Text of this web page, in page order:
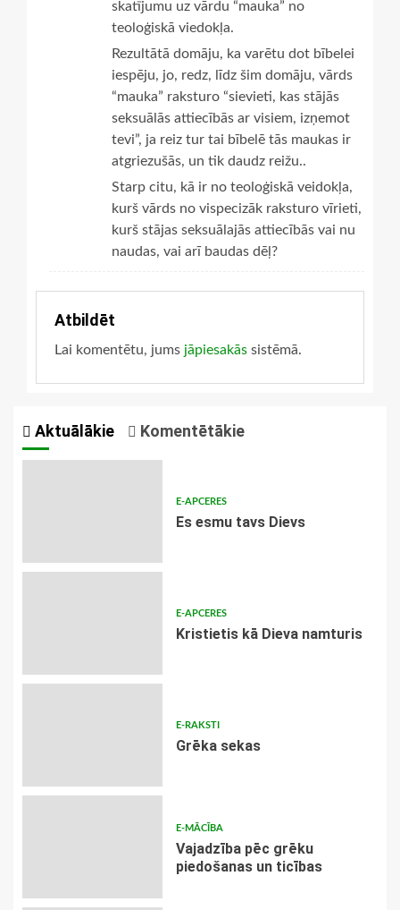
skatījumu uz vārdu “mauka” no
teoloģiskā viedokļa.
Rezultātā domāju, ka varētu dot bībelei
iespēju, jo, redz, līdz šim domāju, vārds
“mauka” raksturo “sievieti, kas stājās
seksuālās attiecībās ar visiem, izņemot
tevi”, ja reiz tur tai bībelē tās maukas ir
atgriezušās, un tik daudz reižu..
Starp citu, kā ir no teoloģiskā veidokļa,
kurš vārds no vispecizāk raksturo vīrieti,
kurš stājas seksuālajās attiecībās vai nu
naudas, vai arī baudas dēļ?
Atbildēt
Lai komentētu, jums jāpiesakās sistēmā.
Aktuālākie Komentētākie
E-APCERES
Es esmu tavs Dievs
E-APCERES
Kristietis kā Dieva namturis
E-RAKSTI
Grēka sekas
E-MĀCĪBA
Vajadzība pēc grēku
piedošanas un ticības